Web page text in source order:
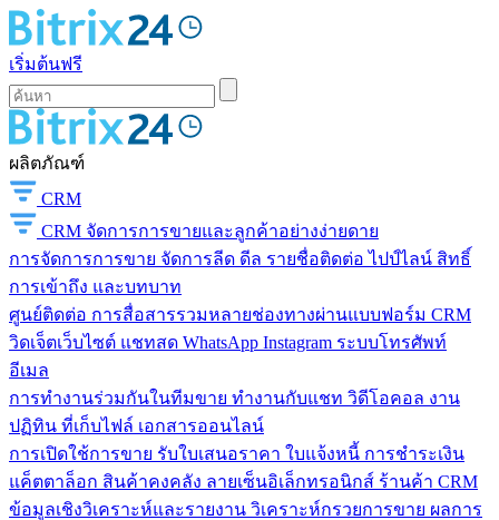
เริ่มต้นฟรี
ผลิตภัณฑ์
CRM
CRM จัดการการขายและลูกค้าอย่างง่ายดาย
การจัดการการขาย จัดการลีด ดีล รายชื่อติดต่อ ไปป์ไลน์ สิทธิ์
การเข้าถึง และบทบาท
ศูนย์ติดต่อ การสื่อสารรวมหลายช่องทางผ่านแบบฟอร์ม CRM
วิดเจ็ตเว็บไซต์ แชทสด WhatsApp Instagram ระบบโทรศัพท์
อีเมล
การทำงานร่วมกันในทีมขาย ทำงานกับแชท วิดีโอคอล งาน
ปฏิทิน ที่เก็บไฟล์ เอกสารออนไลน์
การเปิดใช้การขาย รับใบเสนอราคา ใบแจ้งหนี้ การชำระเงิน
แค็ตตาล็อก สินค้าคงคลัง ลายเซ็นอิเล็กทรอนิกส์ ร้านค้า CRM
ข้อมูลเชิงวิเคราะห์และรายงาน วิเคราะห์กรวยการขาย ผลการ